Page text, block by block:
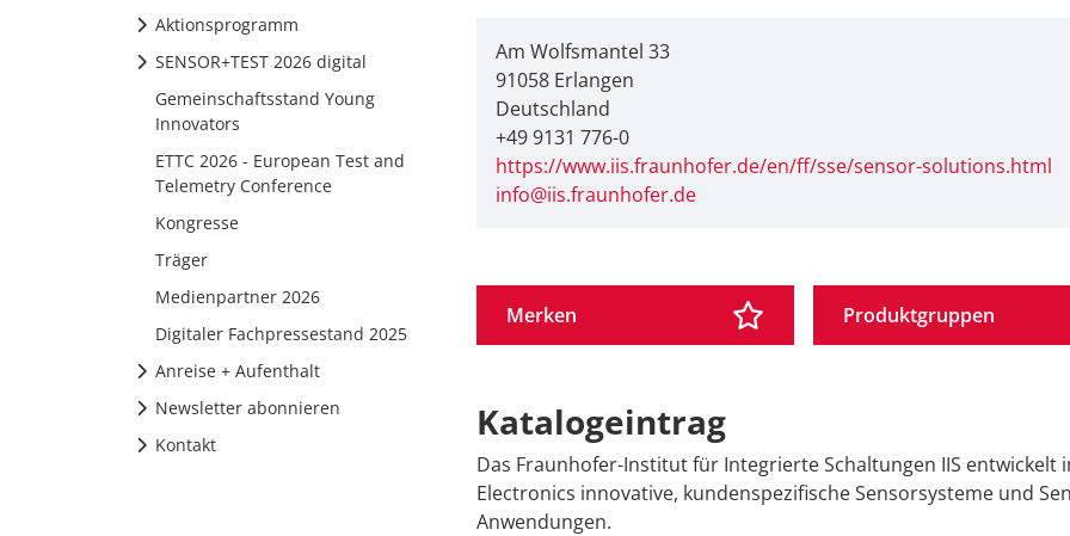
Aktionsprogramm
SENSOR+TEST 2026 digital
Gemeinschaftsstand Young
Innovators
ETTC 2026 - European Test and
Telemetry Conference
Kongresse
Träger
Medienpartner 2026
Digitaler Fachpressestand 2025
Anreise + Aufenthalt
Newsletter abonnieren
Kontakt
Am Wolfsmantel 33
91058 Erlangen
Deutschland
+49 9131 776-0
https://www.iis.fraunhofer.de/en/ff/sse/sensor-solutions.html
info@iis.fraunhofer.de
Merken Produktgruppen
Katalogeintrag
Das Fraunhofer-Institut für Integrierte Schaltungen IIS entwickelt
Electronics innovative, kundenspezifische Sensorsysteme und
Anwendungen.